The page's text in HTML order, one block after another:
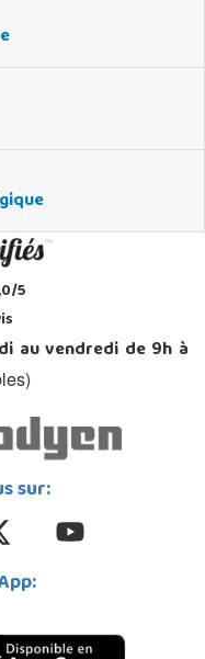
/5
au vendredi de 9h à
sur: